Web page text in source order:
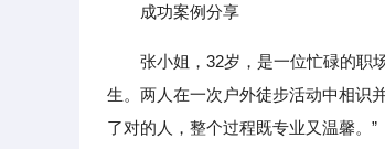
成功案例分享
张小姐，32岁，是一位忙碌的职
生。两人在一次户外徒步活动中相识
了对的人，整个过程既专业又温馨。”